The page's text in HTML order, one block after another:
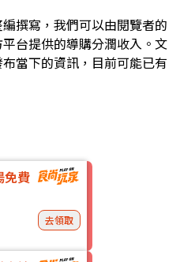
撰寫，我們可以由閱覽者的
台提供的導購分潤收入。文
當下的資訊，目前可能已有
免費
去領取